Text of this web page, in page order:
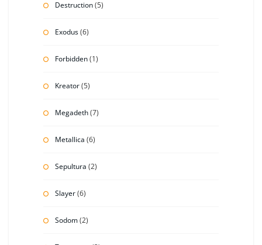
Destruction(5)
Exodus(6)
Forbidden(1)
Kreator(5)
Megadeth(7)
Metallica (6)
Sepultura (2)
Slayer(6)
Sodom(2)